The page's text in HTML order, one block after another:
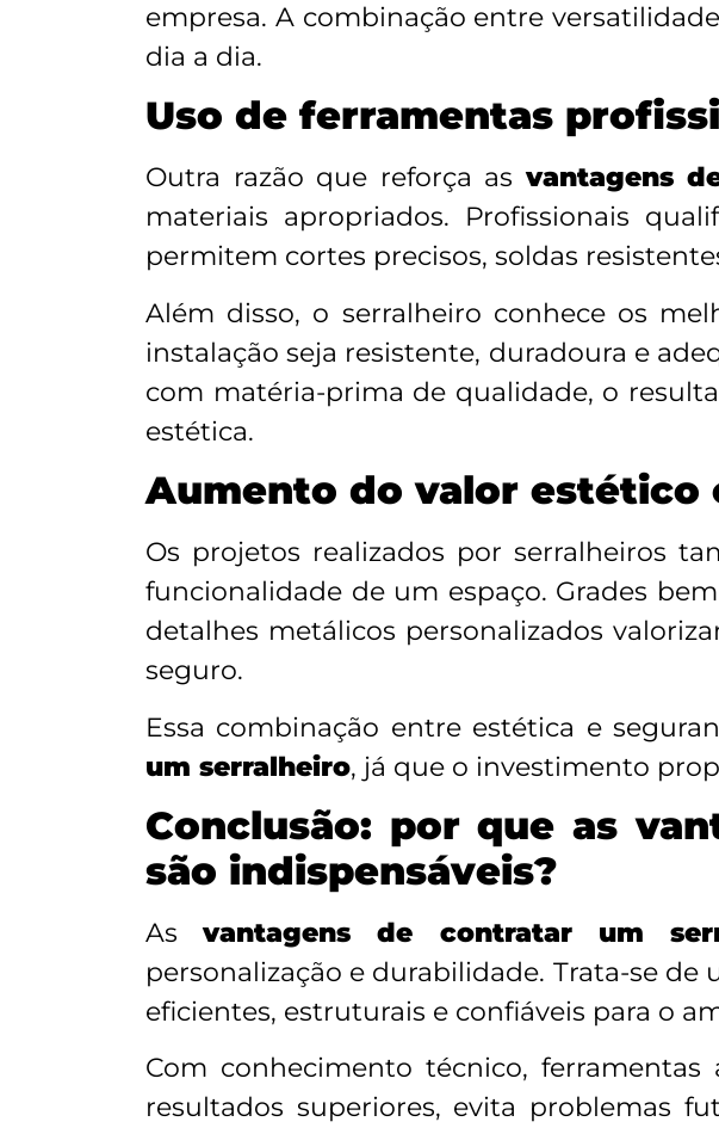
empresa. A combinação entre
dia a dia.
Uso de ferramentas
Outra razão que reforça asvantagens
materiais apropriados. Profissionais
permitem cortes precisos, soldas
Além disso, o serralheiro conhece os
instalação seja resistente, duradoura e
com matéria-prima de qualidade, o
estética.
Aumento do valor estético
Os projetos realizados por serralheiros
funcionalidade de um espaço. Grades
detalhes metálicos personalizados
seguro.
Essa combinação entre estética e
um serralheiro, já que o investimento
Conclusão: por que as
são indispensáveis?
Asvantagens de contratar um
personalização e durabilidade. Trata-se
eficientes, estruturais e confiáveis para o
Com conhecimento técnico,
resultados superiores, evita problemas